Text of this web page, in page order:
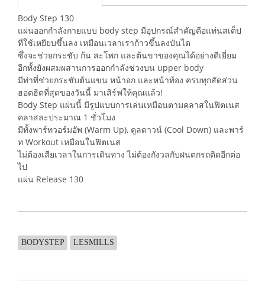
Body Step 130
แผ่นออกกำลังกายแบบ body step มีอุปกรณ์สำคัญคือแท่นสเต็ป
ที่ใช้เหยียบขึ้นลง เหมือนเวลาเราก้าวขึ้นลงบันได
ซึ่งจะช่วยกระชับ ก้น สะโพก และต้นขาของคุณได้อย่างดีเยี่ยม
อีกทั้งยังผสมผสานการออกกำลังช่วงบน upper body
มีท่าที่ช่วยกระชับต้นแขน หน้าอก และหน้าท้อง ครบทุกสัดส่วน
ฮอตฮิตที่สุดของวันนี้ มาเสิร์ฟให้คุณแล้ว!
Body Step แผ่นนี้ มีรูปแบบการเล่นเหมือนตามคลาสในฟิตเนส
คลาสละประมาณ 1 ชั่วโมง
มีทั้งพาร์ทวอร์มอัพ (Warm Up), คูลดาวน์ (Cool Down) และพาร์
ท Workout เหมือนในฟิตเนส
ไม่ต้องเสียเวลาในการเดินทาง ไม่ต้องกังวลกับฝนตกรถติดอีกต่อ
ไป
แผ่น Release 130
BODYSTEP LESMILLS